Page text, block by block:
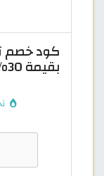
بقيمة 30% شامل جميع المنتجات